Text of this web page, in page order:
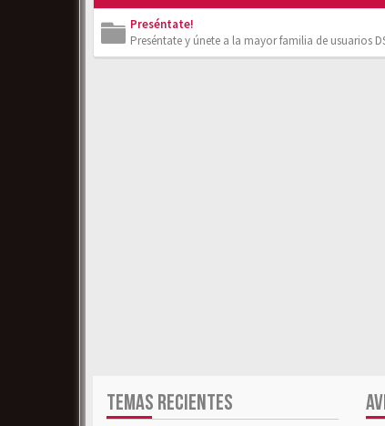
Preséntate!
Preséntate y únete a la mayor familia de usuarios
TEMAS RECIENTES